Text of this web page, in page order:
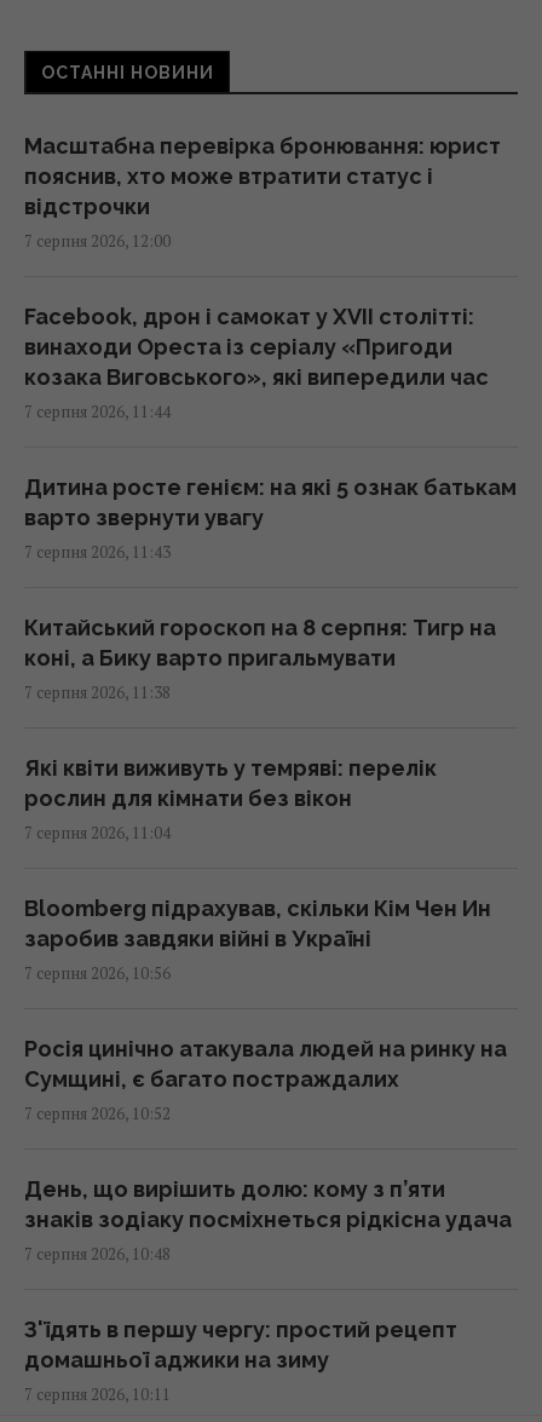
687 тисяч сонячних панелей допомогли
місту пережити три урагани
Конкурент для iPhone 16e: новий
"народний" смартфон Samsung показали у
всіх кольорах
Понад третина поляків невдоволена
реакцією влади на інцидент з російською
ракетою, – опитування
Що таке 001k.bot сьогодні: від Telegram-
інтерфейсу до повноцінної web-платформи
Російська еліта боїться ФСБ, яка дедалі
більше виходить з-під контролю, -
11:26 п'ятниця, 07 серпня 2026
Facebook, дрон і самокат у XVII столітті:
козака Виговського", які випередили час
11:24 п'ятниця, 07 серпня 2026
багажу: шість практичних порад
11:20 п'ятниця, 07 серпня 2026
мапу зі 150 військовими обʼєктам в Білорусі
11:16 п'ятниця, 07 серпня 2026
собак у мене немає: ось як використовую у
побуті
11:15 п'ятниця, 07 серпня 2026
ОСТАННІ НОВИНИ
Масштабна перевірка бронювання: юрист
пояснив, хто може втратити статус і
відстрочки
7 серпня 2026, 12:00
Facebook, дрон і самокат у XVII столітті:
винаходи Ореста із серіалу «Пригоди
козака Виговського», які випередили час
7 серпня 2026, 11:44
Дитина росте генієм: на які 5 ознак батькам
варто звернути увагу
7 серпня 2026, 11:43
Китайський гороскоп на 8 серпня: Тигр на
коні, а Бику варто пригальмувати
7 серпня 2026, 11:38
Які квіти виживуть у темряві: перелік
рослин для кімнати без вікон
7 серпня 2026, 11:04
Bloomberg підрахував, скільки Кім Чен Ин
заробив завдяки війні в Україні
7 серпня 2026, 10:56
Росія цинічно атакувала людей на ринку на
Сумщині, є багато постраждалих
7 серпня 2026, 10:52
День, що вирішить долю: кому з п’яти
знаків зодіаку посміхнеться рідкісна удача
7 серпня 2026, 10:48
З'їдять в першу чергу: простий рецепт
домашньої аджики на зиму
7 серпня 2026, 10:11